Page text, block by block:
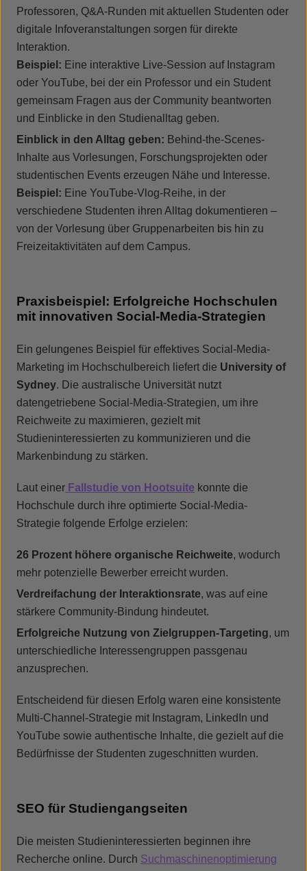
Professoren, Q&A-Runden mit aktuellen Studenten oder
digitale Infoveranstaltungen sorgen für direkte
Interaktion.
Beispiel: Eine interaktive Live-Session auf Instagram
oder YouTube, bei der ein Professor und ein Student
gemeinsam Fragen aus der Community beantworten
und Einblicke in den Studienalltag geben.
Einblick in den Alltag geben: Behind-the-Scenes-
Inhalte aus Vorlesungen, Forschungsprojekten oder
studentischen Events erzeugen Nähe und Interesse.
Beispiel: Eine YouTube-Vlog-Reihe, in der
verschiedene Studenten ihren Alltag dokumentieren –
von der Vorlesung über Gruppenarbeiten bis hin zu
Freizeitaktivitäten auf dem Campus.
Praxisbeispiel: Erfolgreiche Hochschulen
mit innovativen Social-Media-Strategien
Ein gelungenes Beispiel für effektives Social-Media-
Marketing im Hochschulbereich liefert die University of
Sydney. Die australische Universität nutzt
datengetriebene Social-Media-Strategien, um ihre
Reichweite zu maximieren, gezielt mit
Studieninteressierten zu kommunizieren und die
Markenbindung zu stärken.
Laut einer Fallstudie von Hootsuite konnte die
Hochschule durch ihre optimierte Social-Media-
Strategie folgende Erfolge erzielen:
26 Prozent höhere organische Reichweite, wodurch
mehr potenzielle Bewerber erreicht wurden.
Verdreifachung der Interaktionsrate, was auf eine
stärkere Community-Bindung hindeutet.
Erfolgreiche Nutzung von Zielgruppen-Targeting, um
unterschiedliche Interessengruppen passgenau
anzusprechen.
Entscheidend für diesen Erfolg waren eine konsistente
Multi-Channel-Strategie mit Instagram, LinkedIn und
YouTube sowie authentische Inhalte, die gezielt auf die
Bedürfnisse der Studenten zugeschnitten wurden.
SEO für Studiengangseiten
Die meisten Studieninteressierten beginnen ihre
Recherche online. Durch Suchmaschinenoptimierung